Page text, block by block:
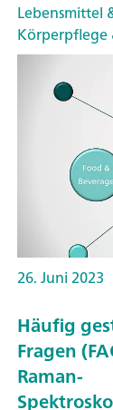
Lebensmittel
Körperpflege
26. Juni 2023
Häufig
Fragen
Raman-